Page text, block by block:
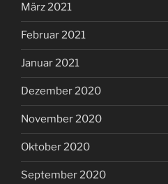
März 2021
Februar 2021
Januar 2021
Dezember 2020
November 2020
Oktober 2020
September 2020